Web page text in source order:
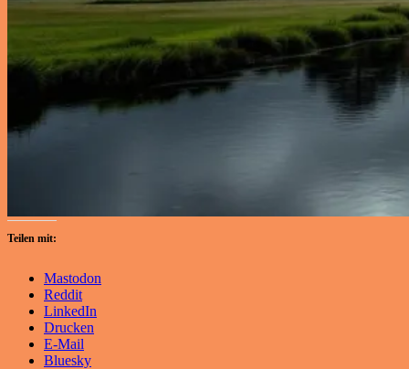
Teilen mit:
Mastodon
Reddit
LinkedIn
Drucken
E-Mail
Bluesky